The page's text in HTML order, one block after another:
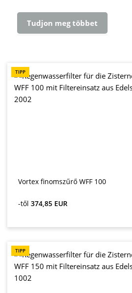
Tudjon meg többet
TIPP
Vortex finomszűrő WFF 100
Normál ár:
-től 374,85 EUR
TIPP